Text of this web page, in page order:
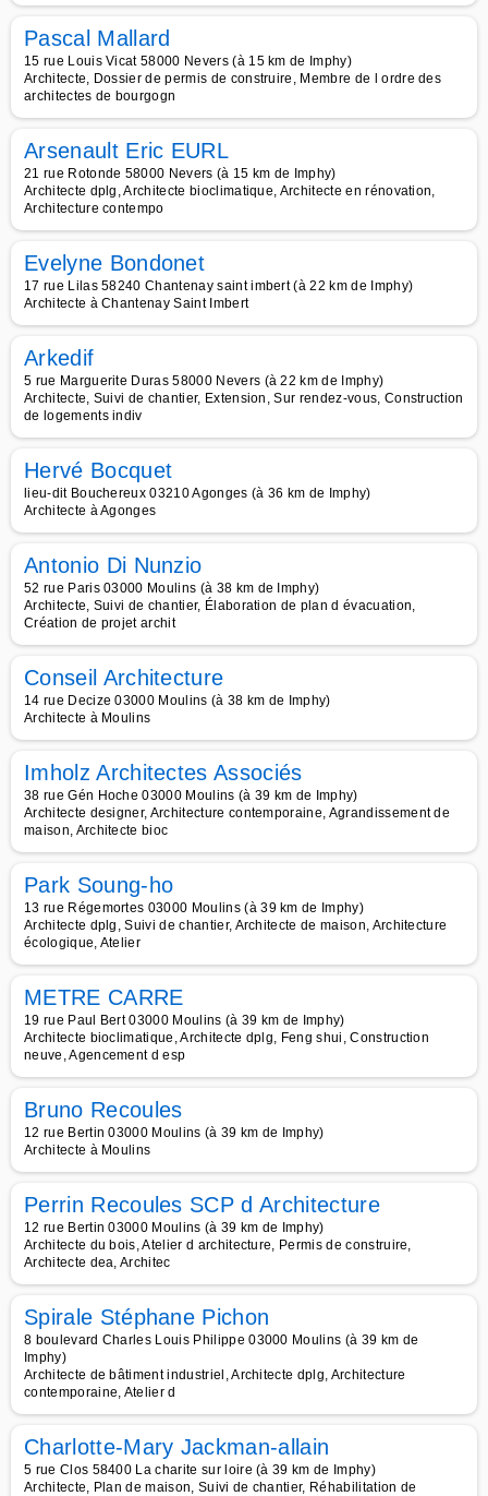
Pascal Mallard
15 rue Louis Vicat 58000 Nevers (à 15 km de Imphy)
Architecte, Dossier de permis de construire, Membre de l ordre des
architectes de bourgogn
Arsenault Eric EURL
21 rue Rotonde 58000 Nevers (à 15 km de Imphy)
Architecte dplg, Architecte bioclimatique, Architecte en rénovation,
Architecture contempo
Evelyne Bondonet
17 rue Lilas 58240 Chantenay saint imbert (à 22 km de Imphy)
Architecte à Chantenay Saint Imbert
Arkedif
5 rue Marguerite Duras 58000 Nevers (à 22 km de Imphy)
Architecte, Suivi de chantier, Extension, Sur rendez-vous, Construction
de logements indiv
Hervé Bocquet
lieu-dit Bouchereux 03210 Agonges (à 36 km de Imphy)
Architecte à Agonges
Antonio Di Nunzio
52 rue Paris 03000 Moulins (à 38 km de Imphy)
Architecte, Suivi de chantier, Élaboration de plan d évacuation,
Création de projet archit
Conseil Architecture
14 rue Decize 03000 Moulins (à 38 km de Imphy)
Architecte à Moulins
Imholz Architectes Associés
38 rue Gén Hoche 03000 Moulins (à 39 km de Imphy)
Architecte designer, Architecture contemporaine, Agrandissement de
maison, Architecte bioc
Park Soung-ho
13 rue Régemortes 03000 Moulins (à 39 km de Imphy)
Architecte dplg, Suivi de chantier, Architecte de maison, Architecture
écologique, Atelier
METRE CARRE
19 rue Paul Bert 03000 Moulins (à 39 km de Imphy)
Architecte bioclimatique, Architecte dplg, Feng shui, Construction
neuve, Agencement d esp
Bruno Recoules
12 rue Bertin 03000 Moulins (à 39 km de Imphy)
Architecte à Moulins
Perrin Recoules SCP d Architecture
12 rue Bertin 03000 Moulins (à 39 km de Imphy)
Architecte du bois, Atelier d architecture, Permis de construire,
Architecte dea, Architec
Spirale Stéphane Pichon
8 boulevard Charles Louis Philippe 03000 Moulins (à 39 km de
Imphy)
Architecte de bâtiment industriel, Architecte dplg, Architecture
contemporaine, Atelier d
Charlotte-Mary Jackman-allain
5 rue Clos 58400 La charite sur loire (à 39 km de Imphy)
Architecte, Plan de maison, Suivi de chantier, Réhabilitation de